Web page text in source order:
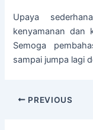
Upaya
kenyamanan dan
Semoga
sampai jumpa lagi
PREVIOUS